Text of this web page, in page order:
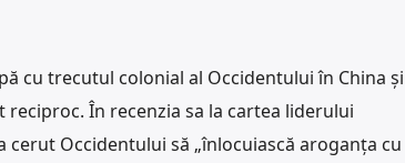
cu trecutul colonial al Occidentului în China și
În recenzia sa la cartea liderului
cerut Occidentului să „înlocuiască aroganța cu